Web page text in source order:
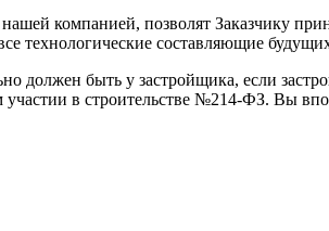
компанией, позволят Заказчику
технологические составляющие
должен быть у застройщика, если
участии в строительстве №214-ФЗ. Вы